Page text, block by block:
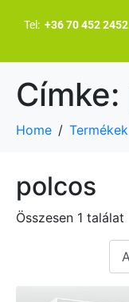
Tel: +36 70 452 2452
Címke:
Home Termékek
polcos
Összesen 1 találat